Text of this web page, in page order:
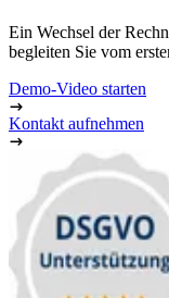
Ein Wechsel der
begleiten Sie vom
Demo-Video starten
Kontakt aufnehmen